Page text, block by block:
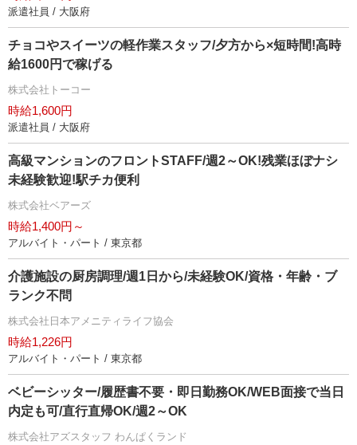
派遣社員 / 大阪府
チョコやスイーツの軽作業スタッフ/夕方から×短時間!高時
給1600円で稼げる
株式会社トーコー
時給1,600円
派遣社員 / 大阪府
高級マンションのフロントSTAFF/週2～OK!残業ほぼナシ
未経験歓迎!駅チカ便利
株式会社ベアーズ
時給1,400円～
アルバイト・パート / 東京都
介護施設の厨房調理/週1日から/未経験OK/資格・年齢・ブ
ランク不問
株式会社日本アメニティライフ協会
時給1,226円
アルバイト・パート / 東京都
ベビーシッター/履歴書不要・即日勤務OK/WEB面接で当日
内定も可/直行直帰OK/週2～OK
株式会社アズスタッフ わんぱくランド